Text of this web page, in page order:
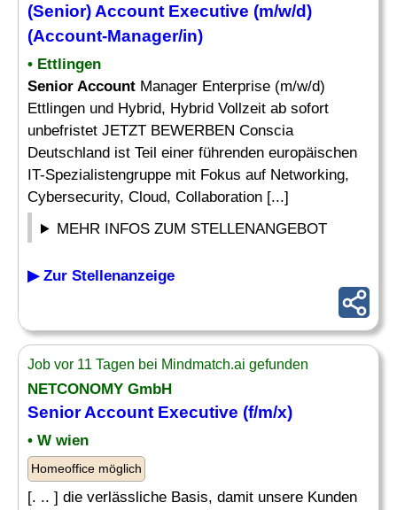
(Senior) Account Executive (m/w/d)
(Account-Manager/in)
• Ettlingen
Senior Account Manager Enterprise (m/w/d)
Ettlingen und Hybrid, Hybrid Vollzeit ab sofort
unbefristet JETZT BEWERBEN Conscia
Deutschland ist Teil einer führenden europäischen
IT-Spezialistengruppe mit Fokus auf Networking,
Cybersecurity, Cloud, Collaboration [...]
MEHR INFOS ZUM STELLENANGEBOT
▶ Zur Stellenanzeige
Job vor 11 Tagen bei Mindmatch.ai gefunden
NETCONOMY GmbH
Senior Account Executive (f/m/x)
• W wien
Homeoffice möglich
[. .. ] die verlässliche Basis, damit unsere Kunden